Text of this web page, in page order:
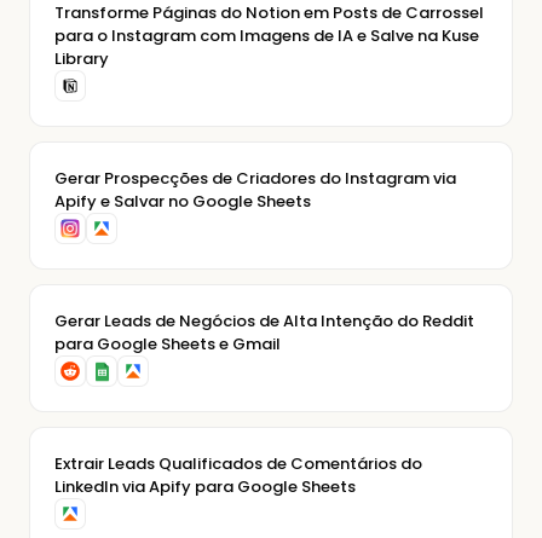
Transforme Páginas do Notion em Posts de Carrossel
para o Instagram com Imagens de IA e Salve na Kuse
Library
Gerar Prospecções de Criadores do Instagram via
Apify e Salvar no Google Sheets
Gerar Leads de Negócios de Alta Intenção do Reddit
para Google Sheets e Gmail
Extrair Leads Qualificados de Comentários do
LinkedIn via Apify para Google Sheets